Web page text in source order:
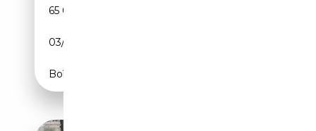
65 000 km
03/2007
Boîte automatique